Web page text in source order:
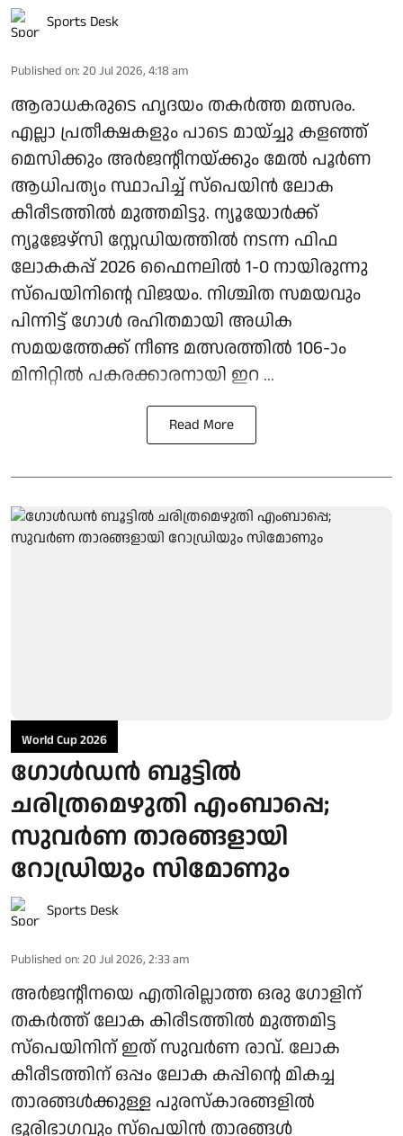
Sports Desk
Published on: 20 Jul 2026, 4:18 am
ആരാധകരുടെ ഹൃദയം തകര്‍ത്ത മത്സരം.
എല്ലാ പ്രതീക്ഷകളും പാടെ മായ്ച്ചു കളഞ്ഞ്
മെസിക്കും അര്‍ജന്റീനയ്ക്കും മേല്‍ പൂര്‍ണ
ആധിപത്യം സ്ഥാപിച്ച് സ്‌പെയിന്‍ ലോക
കീരീടത്തില്‍ മുത്തമിട്ടു. ന്യൂയോര്‍ക്ക്
ന്യൂജേഴ്സി സ്റ്റേഡിയത്തില്‍ നടന്ന ഫിഫ
ലോകകപ്പ് 2026 ഫൈനലില്‍ 1-0 നായിരുന്നു
സ്‌പെയിനിന്റെ വിജയം. നിശ്ചിത സമയവും
പിന്നിട്ട് ഗോള്‍ രഹിതമായി അധിക
സമയത്തേക്ക് നീണ്ട മത്സരത്തില്‍ 106-ാം
മിനിറ്റില്‍ പകരക്കാരനായി ഇറ ...
Read More
World Cup 2026
ഗോള്‍ഡന്‍ ബൂട്ടില്‍
ചരിത്രമെഴുതി എംബാപ്പെ;
സുവര്‍ണ താരങ്ങളായി
റോഡ്രിയും സിമോണും
Sports Desk
Published on: 20 Jul 2026, 2:33 am
അര്‍ജന്റീനയെ എതിരില്ലാത്ത ഒരു ഗോളിന്
തകര്‍ത്ത് ലോക കിരീടത്തില്‍ മുത്തമിട്ട
സ്‌പെയിനിന് ഇത് സുവര്‍ണ രാവ്. ലോക
കീരീടത്തിന് ഒപ്പം ലോക കപ്പിന്റെ മികച്ച
താരങ്ങള്‍ക്കുള്ള പുരസ്‌കാരങ്ങളില്‍
ഭൂരിഭാഗവും സ്‌പെയിന്‍ താരങ്ങള്‍